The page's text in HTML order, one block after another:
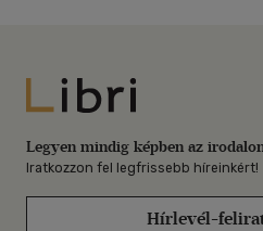
Libri
Legyen mindig képben az
Iratkozzon fel legfrissebb híreinkért!
Hírlevél-